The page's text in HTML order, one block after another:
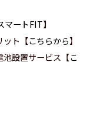
マートFIT】
ット【こちらから】
池設置サービス【こ